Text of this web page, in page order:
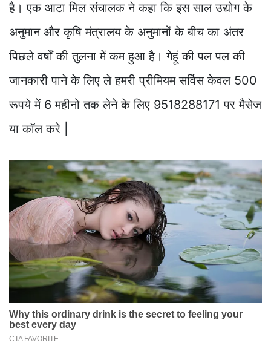
है। एक आटा मिल संचालक ने कहा कि इस साल उद्योग के
अनुमान और कृषि मंत्रालय के अनुमानों के बीच का अंतर
पिछले वर्षों की तुलना में कम हुआ है। गेहूं की पल पल की
जानकारी पाने के लिए ले हमरी प्रीमियम सर्विस केवल 500
रूपये में 6 महीनो तक लेने के लिए 9518288171 पर मैसेज
या कॉल करे |